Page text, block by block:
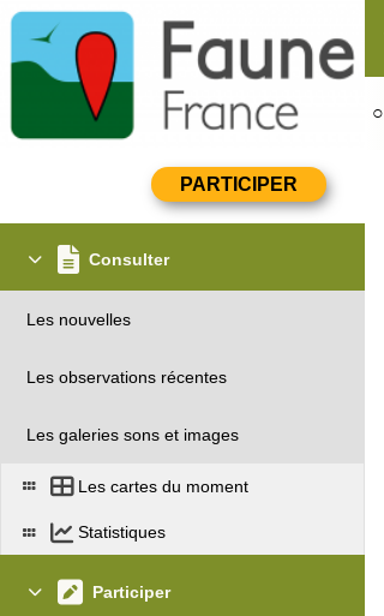
Consulter
Les nouvelles
Les observations récentes
Les galeries sons et images
Les cartes du moment
Statistiques
Participer